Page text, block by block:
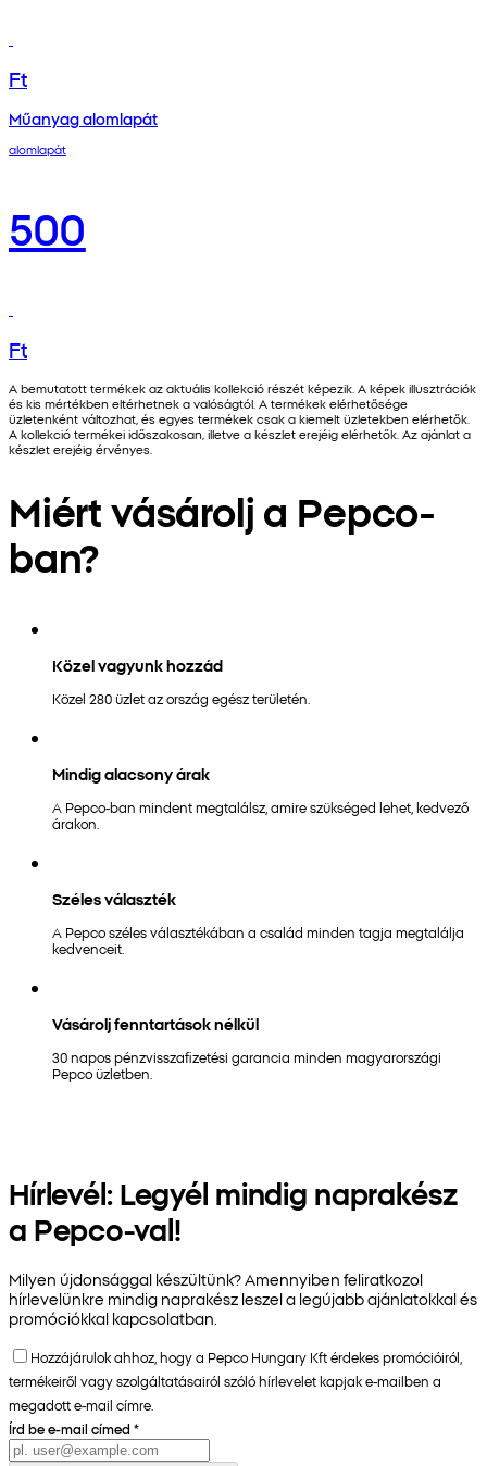
Ft
Műanyag alomlapát
alomlapát
500
Ft
A bemutatott termékek az aktuális kollekció részét képezik. A képek illusztrációk
és kis mértékben eltérhetnek a valóságtól. A termékek elérhetősége
üzletenként változhat, és egyes termékek csak a kiemelt üzletekben elérhetők.
A kollekció termékei időszakosan, illetve a készlet erejéig elérhetők. Az ajánlat a
készlet erejéig érvényes.
Miért vásárolj a Pepco-
ban?
Közel vagyunk hozzád
Közel 280 üzlet az ország egész területén.
Mindig alacsony árak
A Pepco-ban mindent megtalálsz, amire szükséged lehet, kedvező
árakon.
Széles választék
A Pepco széles választékában a család minden tagja megtalálja
kedvenceit.
Vásárolj fenntartások nélkül
30 napos pénzvisszafizetési garancia minden magyarországi
Pepco üzletben.
Hírlevél: Legyél mindig naprakész
a Pepco-val!
Milyen újdonsággal készültünk? Amennyiben feliratkozol
hírlevelünkre mindig naprakész leszel a legújabb ajánlatokkal és
promóciókkal kapcsolatban.
Hozzájárulok ahhoz, hogy a Pepco Hungary Kft érdekes promócióiról,
termékeiről vagy szolgáltatásairól szóló hírlevelet kapjak e-mailben a
megadott e-mail címre.
Írd be e-mail címed *